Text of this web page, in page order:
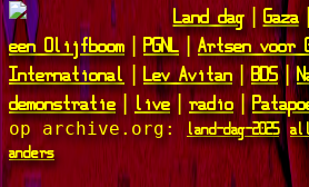
Land dag|Gaza
een Olijfboom|PGNL|Artsen voor
International
Lev Avitan|BDS|
demonstratie| live| radio|
op archive.org: land-dag-2025
anders